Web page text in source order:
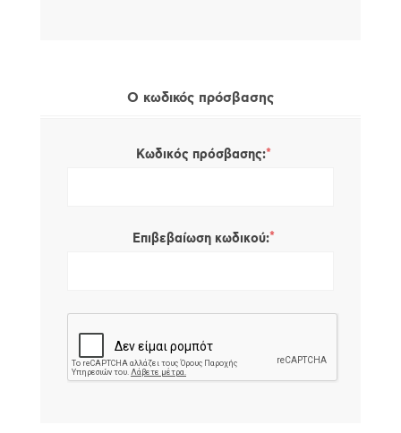
Ο κωδικός πρόσβασης
Κωδικός πρόσβασης:*
Επιβεβαίωση κωδικού:*